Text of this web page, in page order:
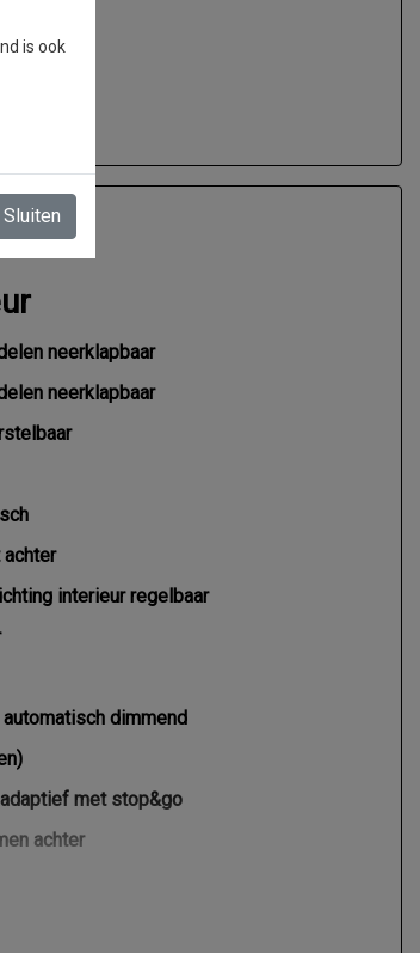
neerklapbaar
neerklapbaar
interieur regelbaar
dimmend
met stop&go
achter
is ook
Sluiten